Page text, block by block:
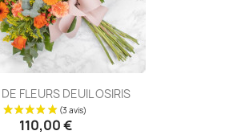
FLEURS DEUIL OSIRIS
110,00 €